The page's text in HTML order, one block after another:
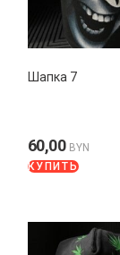
Шапка 7
60,00 BYN
КУПИТЬ